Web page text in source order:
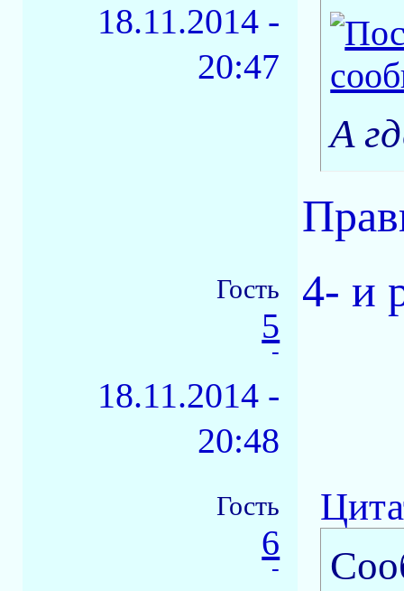
18.11.2014 -
20:47
А
Гость
5
-
18.11.2014 -
20:48
4- и
Гость
6
-